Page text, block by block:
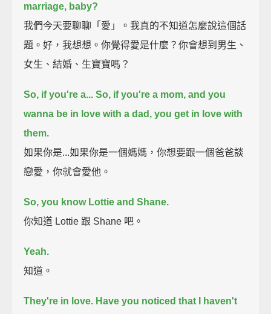
marriage, baby?
我們今天要聊聊「愛」。我真的不知道怎麼說這個話
題。好，我想想。你覺得愛是什麼？你會想到男生、
女生、結婚、生寶寶嗎？
So, if you're a... So, if you're a mom, and you
wanna be in love with a dad, you get in love with
them.
如果你是...如果你是一個媽媽，你想要跟一個爸爸談
戀愛，你就會愛他。
So, you know Lottie and Shane.
你知道 Lottie 跟 Shane 吧。
Yeah.
知道。
They're in love. Have you noticed that I haven't